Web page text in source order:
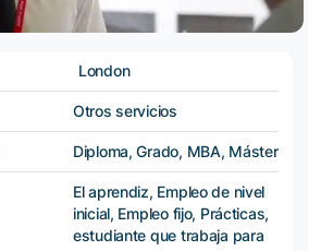
London
Otros servicios
Diploma, Grado, MBA, Máster
El aprendiz, Empleo de nivel
inicial, Empleo fijo, Prácticas,
estudiante que trabaja para